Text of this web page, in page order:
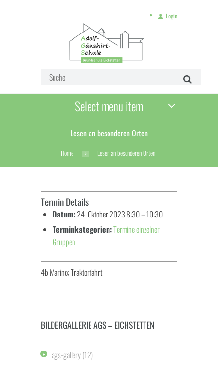
Login
Select menu item
Lesen an besonderen Orten
Home Lesen an besonderen Orten
Termin Details
Datum:24. Oktober 2023 8:30–10:30
Terminkategorien:Termine einzelner
Gruppen
4b Marino; Traktorfahrt
BILDERGALLERIE AGS – EICHSTETTEN
ags-gallery(12)